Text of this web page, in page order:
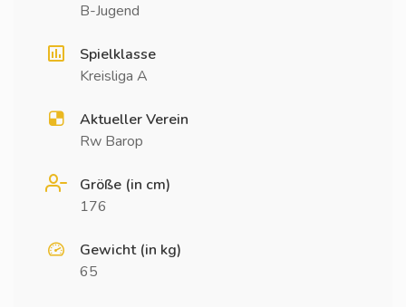
B-Jugend
Spielklasse
Kreisliga A
Aktueller Verein
Rw Barop
Größe (in cm)
176
Gewicht (in kg)
65